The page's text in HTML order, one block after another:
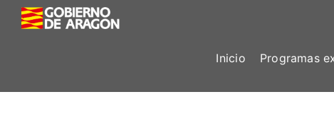
Saltar
Inicio Programas